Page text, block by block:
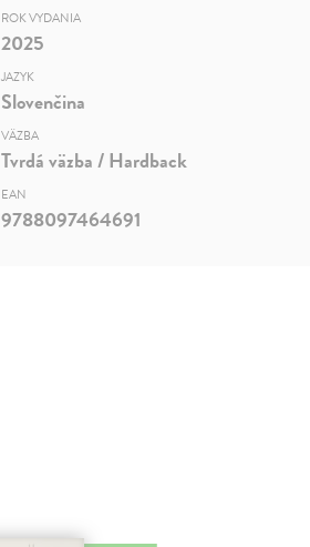
ROK VYDANIA
2025
JAZYK
Slovenčina
VÄZBA
Tvrdá väzba / Hardback
EAN
9788097464691